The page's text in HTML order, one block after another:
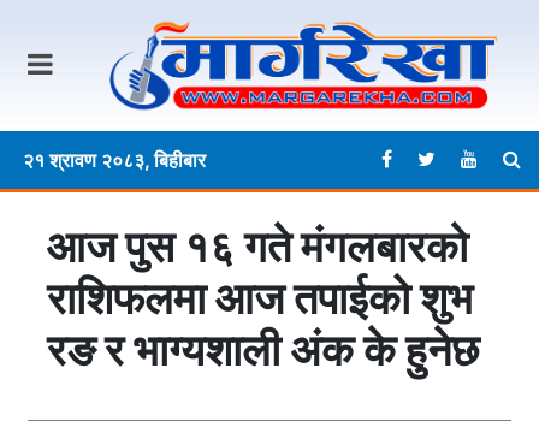
२१ श्रावण २०८३, बिहीबार
आज पुस १६ गते मंगलबारकाे
राशिफलमा आज तपाईको शुभ
रङ र भाग्यशाली अंक के हुनेछ